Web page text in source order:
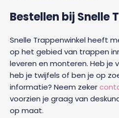
Bestellen bij Snelle
Snelle Trappenwinkel heeft
op het gebied van trappen
leveren en monteren. Heb je
heb je twijfels of ben je op
informatie? Neem zeker
voorzien je graag van
op maat.